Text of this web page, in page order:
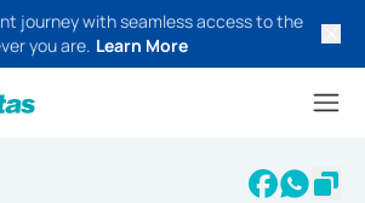
journey with seamless access to the
you are. Learn More